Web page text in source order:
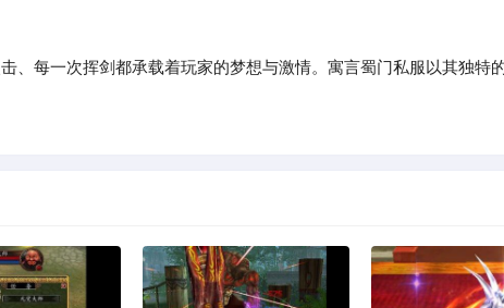
、每一次挥剑都承载着玩家的梦想与激情。寓言蜀门私服以其独特